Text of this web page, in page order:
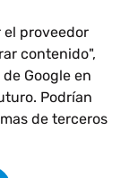
proveedor
contenido",
Google en
Podrían
de terceros